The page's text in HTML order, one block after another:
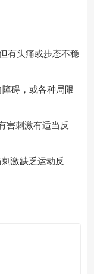
有头痛或步态不稳
碍，或各种局限
害刺激有适当反
激缺乏运动反